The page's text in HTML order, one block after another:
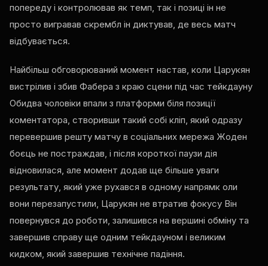
попереду і контролював як темп, так і позиці ін не
просто вигравав скрембл ін диктував, де весь матч
відбувається.
Найбільш обговорюваний момент настав, коли Царукян
вистрілив і збив Фабера з краю сцени під час тейкдауну
Обидва чоловіки впали з платформи біля позиції
коментатора, створивши такий собі кліп, який одразу
перевершив решту матчу в соціальних мережа Жоден
боєць не постраждав, і після короткої паузи дія
відновилася, але момент додав ще більше уваги
результату, який уже рухався в одному напрямк оли
вони перезапустили, Царукян не втратив фокусу Він
повернувся до роботи, залишився на вершині обміну та
завершив справу ще одним тейкдауном і великим
кидком, який завершив технічне падіння.